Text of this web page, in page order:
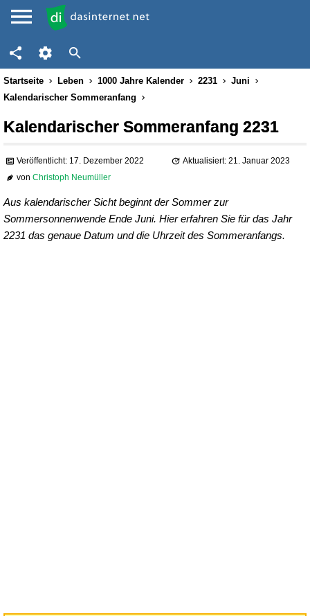
Startseite Leben 1000 Jahre Kalender 2231
Juni
Kalendarischer Sommeranfang
Kalendarischer Sommeranfang 2231
Veröffentlicht: 17. Dezember 2022
Aktualisiert: 21. Januar 2023
vonChristoph Neumüller
Aus kalendarischer Sicht beginnt der Sommer zur
Sommersonnenwende Ende Juni. Hier erfahren Sie für das Jahr
2231 das genaue Datum und die Uhrzeit des Sommeranfangs.